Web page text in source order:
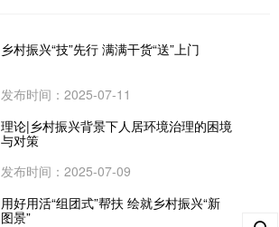
乡村振兴“技”先行 满满干货“送”上门
发布时间：2025-07-11
理论|乡村振兴背景下人居环境治理的困境
与对策
发布时间：2025-07-09
用好用活“组团式”帮扶 绘就乡村振兴“新
图景”